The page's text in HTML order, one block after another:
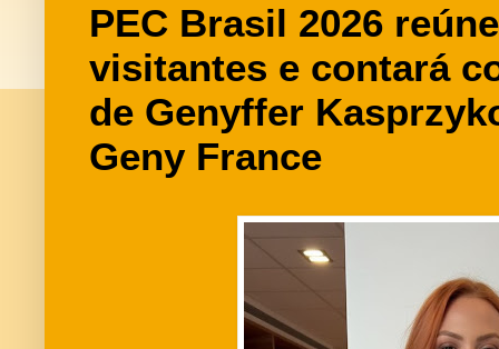
PEC Brasil 2026
visitantes e contará
de Genyffer
Geny France